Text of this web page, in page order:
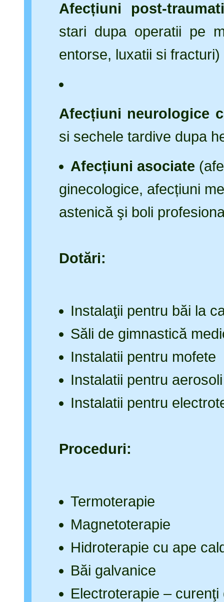
Afecțiuni post-
stari dupa operatii pe
entorse, luxatii si fracturi)
Afecțiuni neurologice
si sechele tardive dupa
Afecțiuni asociate
ginecologice, afecțiuni
astenică şi boli
Dotări:
Instalaţii pentru băi la
Săli de gimnastică
Instalatii pentru mofete
Instalatii pentru
Instalatii pentru
Proceduri:
Termoterapie
Magnetoterapie
Hidroterapie cu ape
Băi galvanice
Electroterapie –